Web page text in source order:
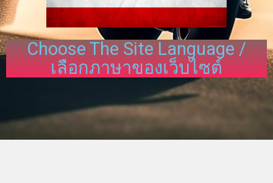
Choose The Site Language /
เลือกภาษาของเว็บไซต์